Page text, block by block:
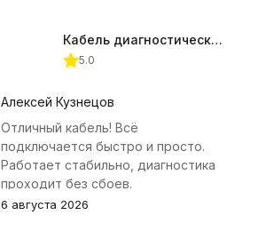
Кабель диагностический ГАЗ 24 для АВТОАС
5.0
Алексей Кузнецов
Отличный кабель! Всё
подключается быстро и просто.
Работает стабильно, диагностика
проходит без сбоев.
6 августа 2026